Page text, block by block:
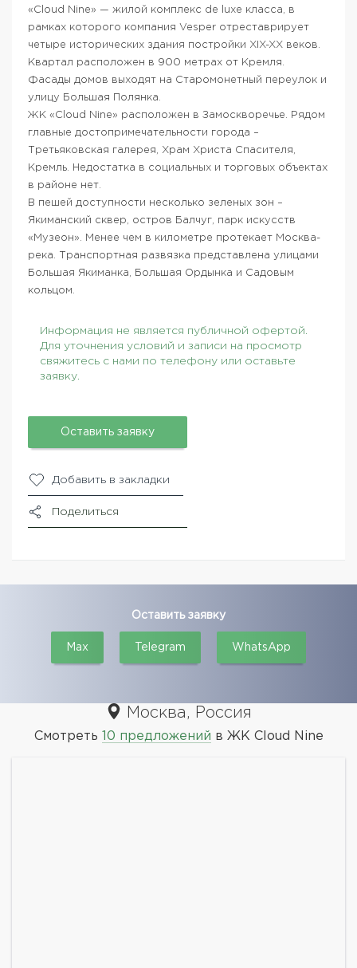
«Cloud Nine» — жилой комплекс de luxe класса, в
рамках которого компания Vesper отреставрирует
четыре исторических здания постройки XIX-XX веков.
Квартал расположен в 900 метрах от Кремля.
Фасады домов выходят на Старомонетный переулок и
улицу Большая Полянка.
ЖК «Cloud Nine» расположен в Замоскворечье. Рядом
главные достопримечательности города –
Третьяковская галерея, Храм Христа Спасителя,
Кремль. Недостатка в социальных и торговых объектах
в районе нет.
В пешей доступности несколько зеленых зон –
Якиманский сквер, остров Балчуг, парк искусств
«Музеон». Менее чем в километре протекает Москва-
река. Транспортная развязка представлена улицами
Большая Якиманка, Большая Ордынка и Садовым
кольцом.
Информация не является публичной офертой.
Для уточнения условий и записи на просмотр
свяжитесь с нами по телефону или оставьте
заявку.
Оставить заявку
Добавить в закладки
Поделиться
Оставить заявку
Max Telegram WhatsApp
Москва, Россия
Смотреть 10 предложений в ЖК Cloud Nine